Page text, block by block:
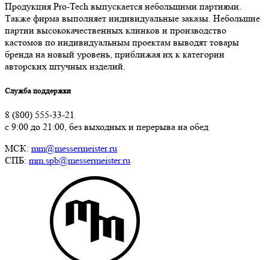
Продукция Pro-Tech выпускается небольшими партиями.
Также фирма выполняет индивидуальные заказы. Небольшие
партии высококачественных клинков и производство
кастомов по индивидуальным проектам выводят товары
бренда на новый уровень, приближая их к категории
авторских штучных изделий.
Служба поддержки
8 (800) 555-33-21
с 9:00 до 21:00, без выходных и перерыва на обед
МСК: mm@messermeister.ru
СПБ: mm.spb@messermeister.ru